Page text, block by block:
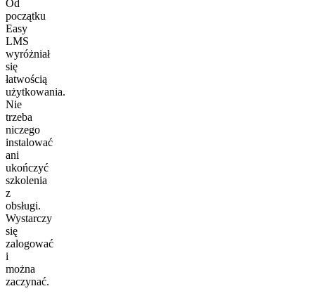
Od
początku
Easy
LMS
wyróżniał
się
łatwością
użytkowania.
Nie
trzeba
niczego
instalować
ani
ukończyć
szkolenia
z
obsługi.
Wystarczy
się
zalogować
i
można
zaczynać.